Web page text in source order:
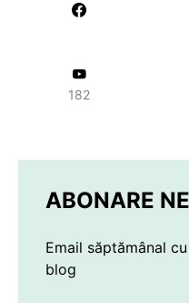
182
ABONARE
Email săptămânal
blog